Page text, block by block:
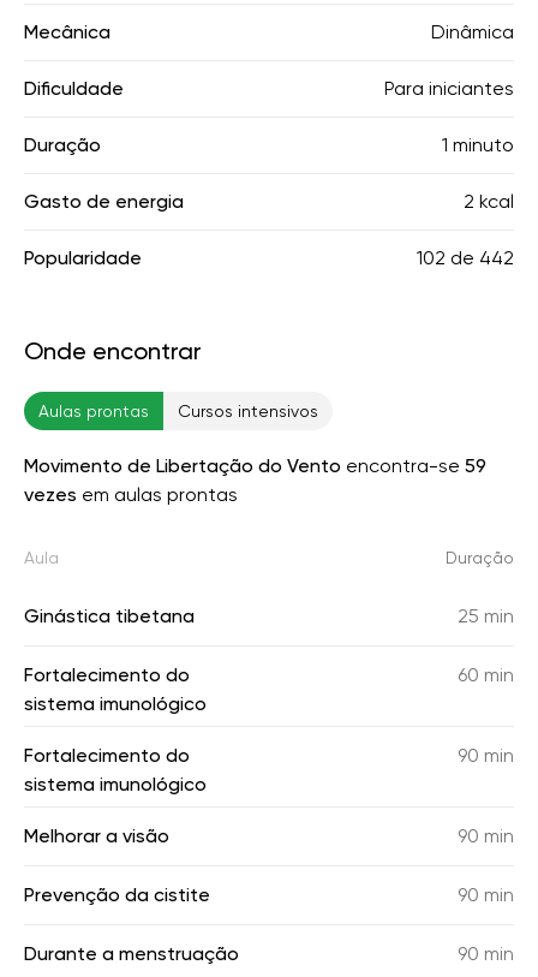
Mecânica Dinâmica
Dificuldade Para iniciantes
Duração 1 minuto
Gasto de energia 2 kcal
Popularidade 102 de 442
Onde encontrar
Aulas prontas Cursos intensivos
Movimento de Libertação do Vento encontra-se 59
vezes em aulas prontas
Aula Duração
Ginástica tibetana 25 min
Fortalecimento do
sistema imunológico
60 min
Fortalecimento do
sistema imunológico
90 min
Melhorar a visão 90 min
Prevenção da cistite 90 min
Durante a menstruação 90 min